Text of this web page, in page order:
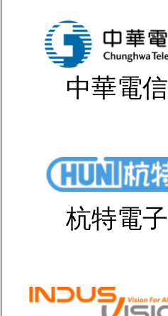
中華電信
杭特電子